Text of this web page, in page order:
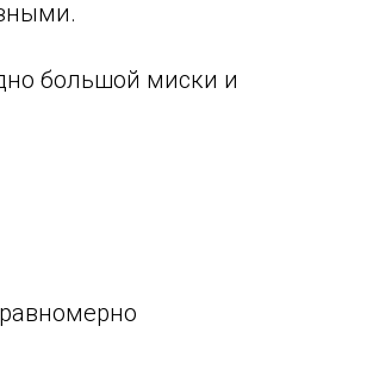
большой миски и